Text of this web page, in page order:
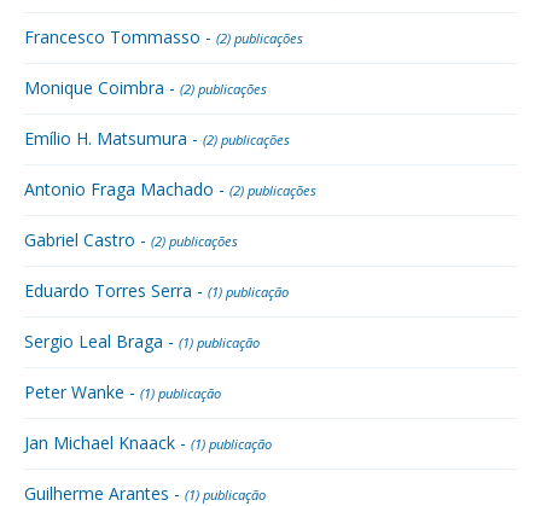
Francesco Tommasso - (2) publicações
Monique Coimbra - (2) publicações
Emílio H. Matsumura - (2) publicações
Antonio Fraga Machado - (2) publicações
Gabriel Castro - (2) publicações
Eduardo Torres Serra - (1) publicação
Sergio Leal Braga - (1) publicação
Peter Wanke - (1) publicação
Jan Michael Knaack - (1) publicação
Guilherme Arantes - (1) publicação